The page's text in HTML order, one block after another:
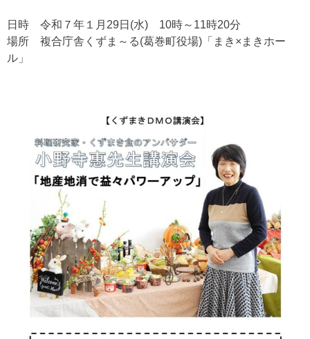
日時 令和７年１月29日(水) 10時～11時20分
場所 複合庁舎くずま～る(葛巻町役場)「まき×まきホー
ル」